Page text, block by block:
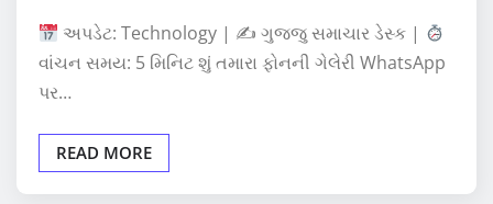
અપડેટ: Technology | ✍ ગુજ્જુ સમાચાર ડેસ્ક |
વાંચન સમય: 5 મિનિટ શું તમારા ફોનની ગેલેરી WhatsApp
પર…
READ MORE